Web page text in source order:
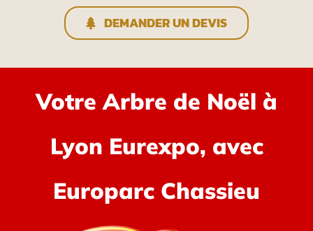
DEMANDER UN DEVIS
Votre Arbre de Noël à
Lyon Eurexpo, avec
Europarc Chassieu